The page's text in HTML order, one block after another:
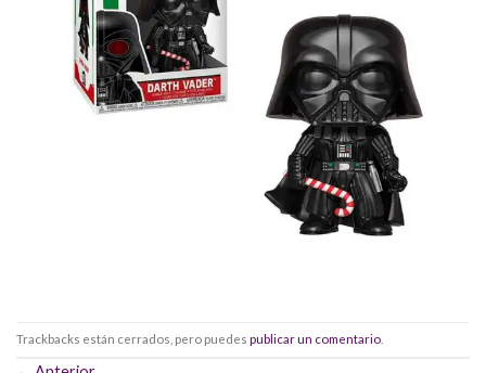
Trackbacks están cerrados, pero puedes publicar un comentario